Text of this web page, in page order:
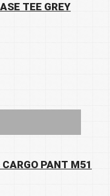
TEE GREY
PANT M51